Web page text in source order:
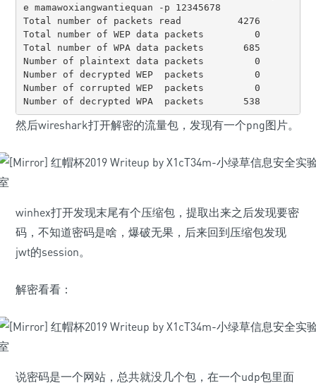
e mamawoxiangwantiequan -p 12345678
Total number of packets read          4276
Total number of WEP data packets         0
Total number of WPA data packets       685
Number of plaintext data packets         0
Number of decrypted WEP  packets         0
Number of corrupted WEP  packets         0
Number of decrypted WPA  packets       538
然后wireshark打开解密的流量包，发现有一个png图片。
winhex打开发现末尾有个压缩包，提取出来之后发现要密
码，不知道密码是啥，爆破无果，后来回到压缩包发现
jwt的session。
解密看看：
说密码是一个网站，总共就没几个包，在一个udp包里面